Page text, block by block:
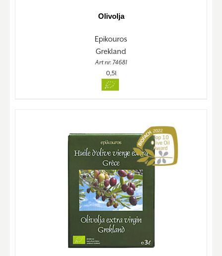
Olivolja
Epikouros
Grekland
Art nr. 74681
0,5l